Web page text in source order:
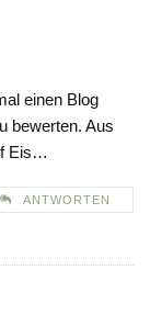
einen Blog
bewerten. Aus
Eis…
ANTWORTEN